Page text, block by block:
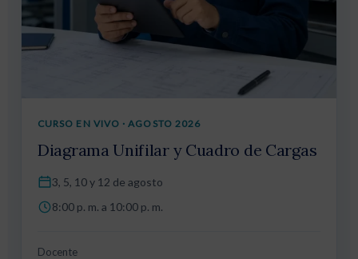
CURSO EN VIVO · AGOSTO 2026
Diagrama Unifilar y Cuadro de Cargas
3, 5, 10 y 12 de agosto
8:00 p. m. a 10:00 p. m.
Docente